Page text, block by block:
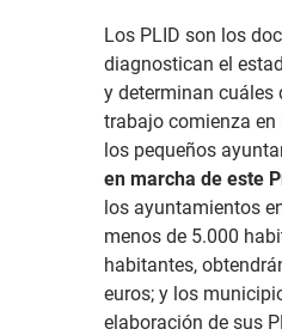
Los PLID son los
diagnostican el
y determinan cuáles
trabajo comienza
los pequeños
en marcha de este
los ayuntamientos
menos de 5.000
habitantes,
euros; y los
elaboración de sus